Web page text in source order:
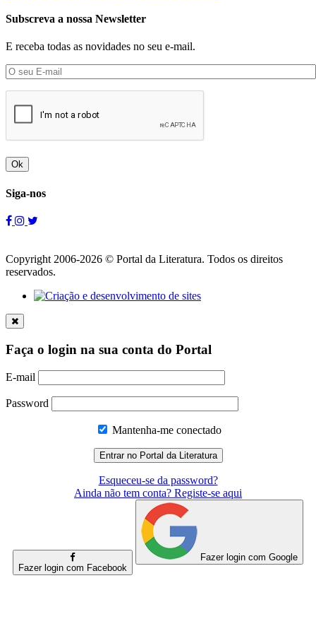
Subscreva a nossa Newsletter
E receba todas as novidades no seu e-mail.
Ok
Siga-nos
Copyright 2006-2026 © Portal da Literatura. Todos os direitos
reservados.
Faça o login na sua conta do Portal
E-mail
Password
Mantenha-me conectado
Esqueceu-se da password?
Ainda não tem conta? Registe-se aqui
Fazer login com Facebook
Fazer login com Google